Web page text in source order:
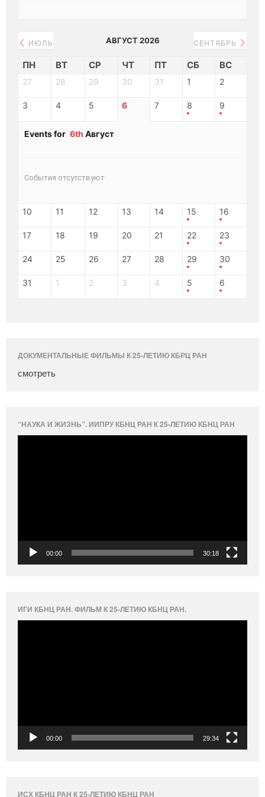
ИЮЛЬ АВГУСТ 2026 СЕНТЯБРЬ
ПН ВТ СР ЧТ ПТ СБ ВС
27 28 29 30 31 1 2
3 4 5 6 7 8 9
Events for 6th Август
События отсутствуют
10 11 12 13 14 15 16
17 18 19 20 21 22 23
24 25 26 27 28 29 30
31 1 2 3 4 5 6
ДОКУМЕНТАЛЬНЫЕ ФИЛЬМЫ К 25-ЛЕТИЮ КБРЦ РАН
смотреть
“НАУКА И ЖИЗНЬ”. ИИПРУ КБНЦ РАН К 25-ЛЕТИЮ КБНЦ РАН
00:00 30:18
ИГИ КБНЦ РАН. ФИЛЬМ К 25-ЛЕТИЮ КБНЦ РАН.
00:00 29:34
ИСХ КБНЦ РАН К 25-ЛЕТИЮ КБНЦ РАН